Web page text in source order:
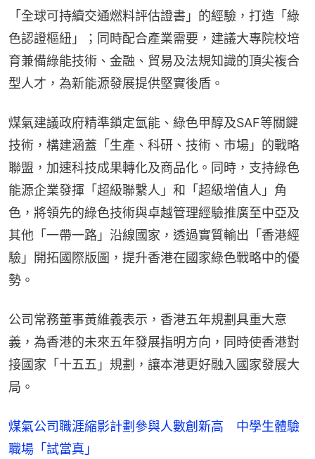
「全球可持續交通燃料評估證書」的經驗，打造「綠
色認證樞紐」；同時配合產業需要，建議大專院校培
育兼備綠能技術、金融、貿易及法規知識的頂尖複合
型人才，為新能源發展提供堅實後盾。
煤氣建議政府精準鎖定氫能、綠色甲醇及SAF等關鍵
技術，構建涵蓋「生產、科研、技術、市場」的戰略
聯盟，加速科技成果轉化及商品化。同時，支持綠色
能源企業發揮「超級聯繫人」和「超級增值人」角
色，將領先的綠色技術與卓越管理經驗推廣至中亞及
其他「一帶一路」沿線國家，透過實質輸出「香港經
驗」開拓國際版圖，提升香港在國家綠色戰略中的優
勢。
公司常務董事黃維義表示，香港五年規劃具重大意
義，為香港的未來五年發展指明方向，同時使香港對
接國家「十五五」規劃，讓本港更好融入國家發展大
局。
煤氣公司職涯縮影計劃參與人數創新高 中學生體驗
職場「試當真」